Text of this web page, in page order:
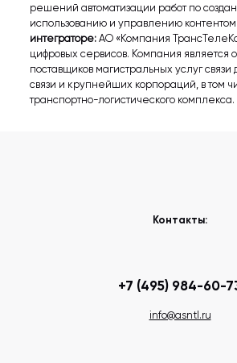
решений автоматизации работ по
использованию и управлению контентом.
интеграторе: АО «Компания
цифровых сервисов. Компания является
поставщиков магистральных услуг связи
связи и крупнейших корпораций, в том
транспортно-логистического комплекса.
Контакты:
+7 (495) 984-60-
info@asntl.ru